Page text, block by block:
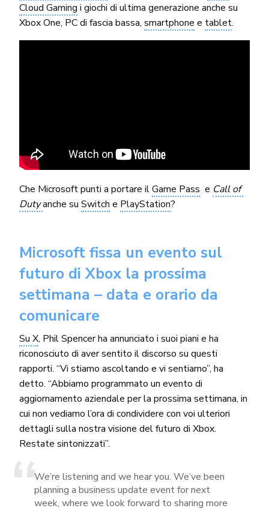
Cloud Gaming i giochi di ultima generazione anche su
Xbox One, PC di fascia bassa,smartphone e tablet.
Che Microsoft punti a portare ilGame Pass e Call of
Dutyanche suSwitch e PlayStation?
Microsoft fissa un evento sul
futuro di Xbox la prossima
settimana – data e orario da
comunicare
Su X, Phil Spencer ha annunciato i suoi piani e ha
riconosciuto di aver sentito il discorso su questi
rapporti. “Vi stiamo ascoltando e vi sentiamo”, ha
detto. “Abbiamo programmato un evento di
aggiornamento aziendale per la prossima settimana, in
cui non vediamo l’ora di condividere con voi ulteriori
dettagli sulla nostra visione del futuro di Xbox.
Restate sintonizzati”.
We’re listening and we hear you. We’ve been
planning a business update event for next
week, where we look forward to sharing more